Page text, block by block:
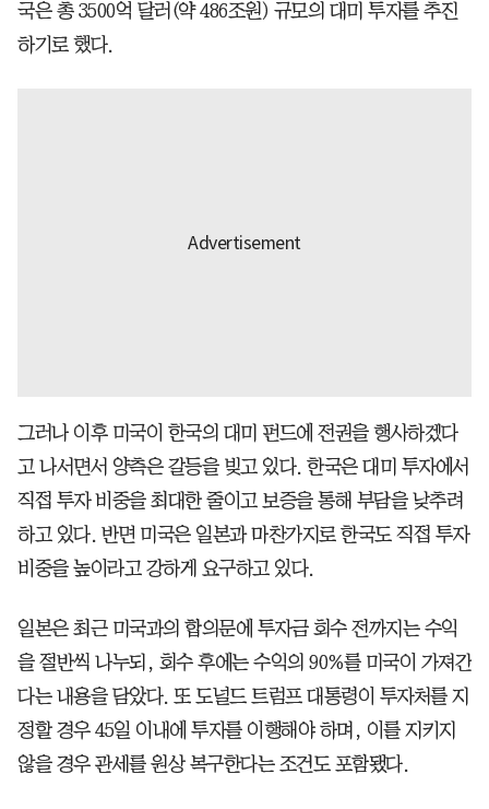
국은 총 3500억 달러(약 486조원) 규모의 대미 투자를 추진
하기로 했다.
그러나 이후 미국이 한국의 대미 펀드에 전권을 행사하겠다
고 나서면서 양측은 갈등을 빚고 있다. 한국은 대미 투자에서
직접 투자 비중을 최대한 줄이고 보증을 통해 부담을 낮추려
하고 있다. 반면 미국은 일본과 마찬가지로 한국도 직접 투자
비중을 높이라고 강하게 요구하고 있다.
일본은 최근 미국과의 합의문에 투자금 회수 전까지는 수익
을 절반씩 나누되, 회수 후에는 수익의 90%를 미국이 가져간
다는 내용을 담았다. 또 도널드 트럼프 대통령이 투자처를 지
정할 경우 45일 이내에 투자를 이행해야 하며, 이를 지키지
않을 경우 관세를 원상 복구한다는 조건도 포함됐다.